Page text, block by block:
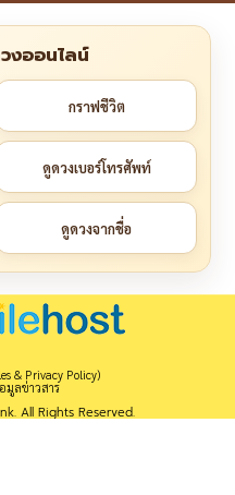
งออนไลน์
กราฟชีวิต
ดูดวงเบอร์โทรศัพท์
ดูดวงจากชื่อ
& Privacy Policy)
มูลข่าวสาร
All Rights Reserved.